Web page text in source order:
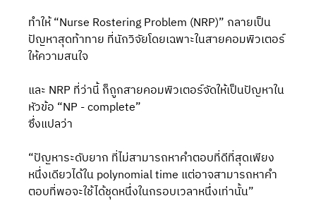
ทำให้ “Nurse Rostering Problem (NRP)” กลายเป็น
ปัญหาสุดท้าทาย ที่นักวิจัยโดยเฉพาะในสายคอมพิวเตอร์
ให้ความสนใจ
และ NRP ที่ว่านี้ ก็ถูกสายคอมพิวเตอร์จัดให้เป็นปัญหาใน
หัวข้อ “NP - complete”
ซึ่งแปลว่า
“ปัญหาระดับยาก ที่ไม่สามารถหาคำตอบที่ดีที่สุดเพียง
หนึ่งเดียวได้ใน polynomial time แต่อาจสามารถหาคำ
ตอบที่พอจะใช้ได้ชุดหนึ่งในกรอบเวลาหนึ่งเท่านั้น”